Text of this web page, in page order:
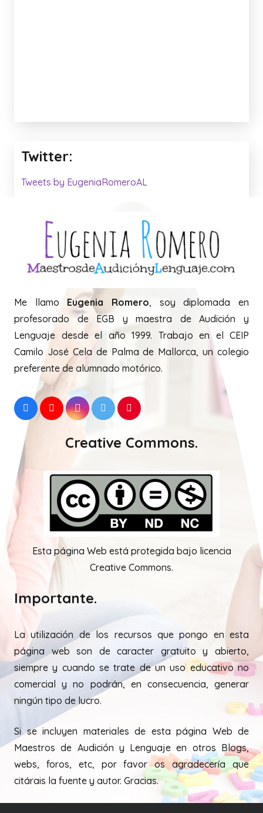
Twitter:
Tweets by EugeniaRomeroAL
Me llamo Eugenia Romero, soy diplomada en
profesorado de EGB y maestra de Audición y
Lenguaje desde el año 1999. Trabajo en el CEIP
Camilo José Cela de Palma de Mallorca, un colegio
preferente de alumnado motórico.
Creative Commons.
Esta página Web está protegida bajo licencia
Creative Commons.
Importante.
La utilización de los recursos que pongo en esta
página web son de caracter gratuito y abierto,
siempre y cuando se trate de un uso educativo no
comercial y no podrán, en consecuencia, generar
ningún tipo de lucro.
Si se incluyen materiales de esta página Web de
Maestros de Audición y Lenguaje en otros Blogs,
webs, foros, etc, por favor os agradecería que
citárais la fuente y autor. Gracias.